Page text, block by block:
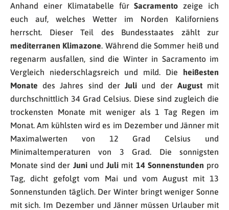
Anhand einer Klimatabelle fürSacramento zeige ich
euch auf, welches Wetter im Norden Kaliforniens
herrscht. Dieser Teil des Bundesstaates zählt zur
mediterranen Klimazone. Während die Sommer heiß und
regenarm ausfallen, sind die Winter in Sacramento im
Vergleich niederschlagsreich und mild. Die heißesten
Monate des Jahres sind derJuli und der Augustmit
durchschnittlich 34 Grad Celsius. Diese sind zugleich die
trockensten Monate mit weniger als 1 Tag Regen im
Monat. Am kühlsten wird es im Dezember und Jänner mit
Maximalwerten von 12 Grad Celsius und
Minimaltemperaturen von 3 Grad. Die sonnigsten
Monate sind der Juni und Juli mit 14 Sonnenstunden pro
Tag, dicht gefolgt vom Mai und vom August mit 13
Sonnenstunden täglich. Der Winter bringt weniger Sonne
mit sich. Im Dezember und Jänner müssen Urlauber mit